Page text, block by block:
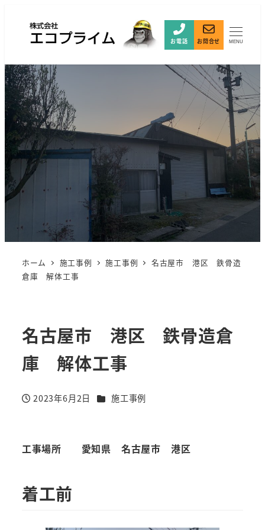
お電話 お問合せ MENU
ホーム 施工事例 施工事例
名古屋市 港区 鉄骨造
倉庫 解体工事
名古屋市 港区 鉄骨造倉
庫 解体工事
投稿日
2023年6月2日 カテゴリー
施工事例
工事場所 愛知県 名古屋市 港区
着工前